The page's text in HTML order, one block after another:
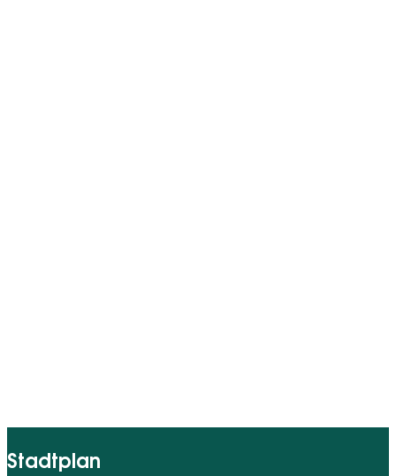
Stadtplan